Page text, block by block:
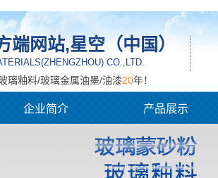
端网站,星空（中国）
CO.,LTD.
璃釉料/玻璃金属油墨/油漆20年！
企业简介 产品展示